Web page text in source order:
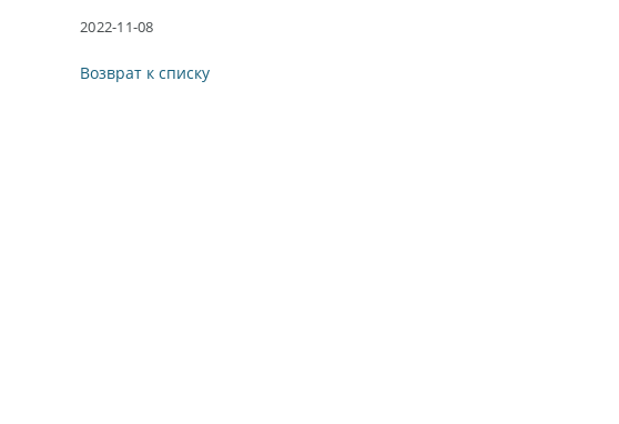
2022-11-08
Возврат к списку